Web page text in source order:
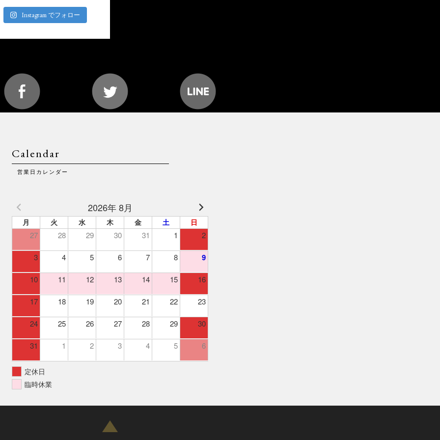
Instagram でフォロー
Calendar
営業日カレンダー
2026年 8月
月 火 水 木 金 土 日
27 28 29 30 31 1 2
3 4 5 6 7 8 9
10 11 12 13 14 15 16
17 18 19 20 21 22 23
24 25 26 27 28 29 30
31 1 2 3 4 5 6
定休日
臨時休業